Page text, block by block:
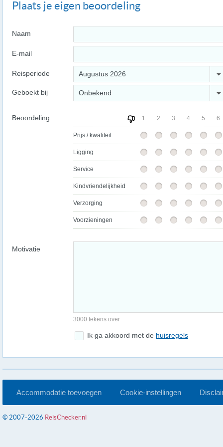
Plaats je eigen beoordeling
Naam
E-mail
Reisperiode Augustus 2026
Geboekt bij Onbekend
Beoordeling 1 2 3 4 5 6
Prijs / kwaliteit
Ligging
Service
Kindvriendelijkheid
Verzorging
Voorzieningen
Motivatie
3000 tekens over
Ik ga akkoord met de huisregels
Accommodatie toevoegen Cookie-instellingen
© 2007-2026 ReisChecker.nl